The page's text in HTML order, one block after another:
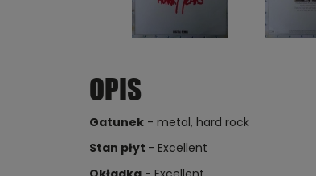
OPIS
Gatunek- metal, hard rock
Stan płyt - Excellent